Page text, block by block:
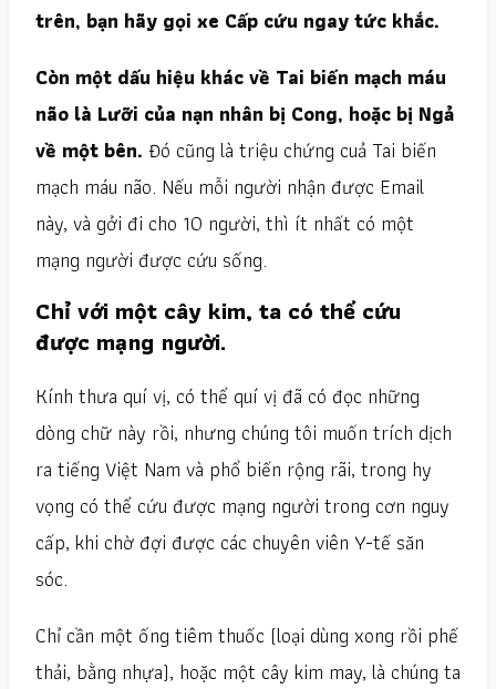
trên, bạn hãy gọi xe Cấp cứu ngay tức khắc.
Còn một dấu hiệu khác về Tai biến mạch máu
não là Lưỡi của nạn nhân bị Cong, hoặc bị Ngả
về một bên. Đó cũng là triệu chứng cuả Tai biến
mạch máu não. Nếu mỗi người nhận được Email
này, và gởi đi cho 10 người, thì ít nhất có một
mạng người được cứu sống.
Chỉ với một cây kim, ta có thể cứu
được mạng người.
Kính thưa quí vị, có thể quí vị đã có đọc những
dòng chữ này rồi, nhưng chúng tôi muốn trích dịch
ra tiếng Việt Nam và phổ biến rộng rãi, trong hy
vọng có thể cứu được mạng người trong cơn nguy
cấp, khi chờ đợi được các chuyên viên Y-tế săn
sóc.
Chỉ cần một ống tiêm thuốc (loại dùng xong rồi phế
thải, bằng nhựa), hoặc một cây kim may, là chúng ta